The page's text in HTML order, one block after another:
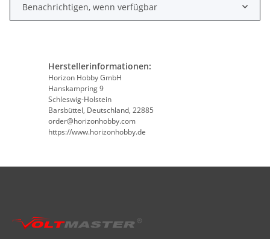
Benachrichtigen, wenn verfügbar
Herstellerinformationen:
Horizon Hobby GmbH
Hanskampring 9
Schleswig-Holstein
Barsbüttel, Deutschland, 22885
order@horizonhobby.com
https://www.horizonhobby.de